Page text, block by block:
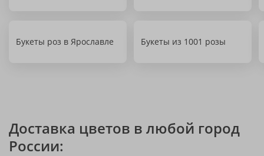
Букеты роз в Ярославле Букеты из 1001 розы
Доставка цветов в любой город
России: